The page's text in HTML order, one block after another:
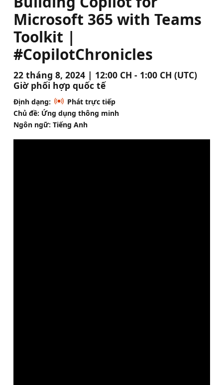
Microsoft 365 with Teams
Toolkit |
#CopilotChronicles
22 tháng 8, 2024 | 12:00 CH - 1:00 CH (UTC)
Giờ phối hợp quốc tế
Định dạng:
Phát trực tiếp
Chủ đề: Ứng dụng thông minh
Ngôn ngữ: Tiếng Anh